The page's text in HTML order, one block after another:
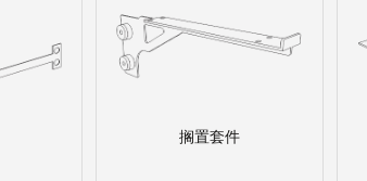
搁置套件